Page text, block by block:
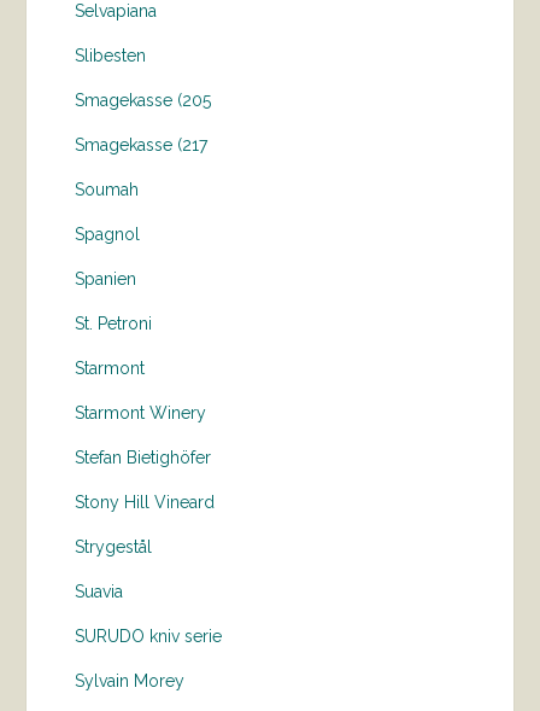
Selvapiana
Slibesten
Smagekasse (205
Smagekasse (217
Soumah
Spagnol
Spanien
St. Petroni
Starmont
Starmont Winery
Stefan Bietighöfer
Stony Hill Vineard
Strygestål
Suavia
SURUDO kniv serie
Sylvain Morey